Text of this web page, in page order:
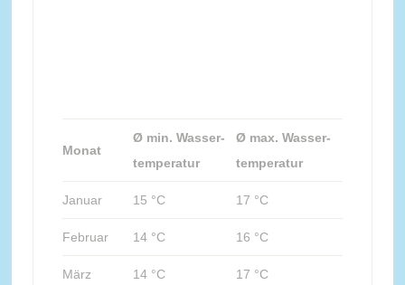
Monat
Ø min. Wasser-
temperatur
Ø max. Wasser-
temperatur
Januar 15 °C 17 °C
Februar 14 °C 16 °C
März 14 °C 17 °C